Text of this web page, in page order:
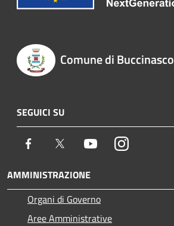
Comune di Buccinasco
SEGUICI SU
Facebook Twitter YoutubeInstagram
AMMINISTRAZIONE
Organi di Governo
Aree Amministrative